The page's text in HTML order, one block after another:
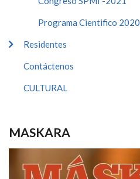
Programa Cientifico 2020
Residentes
Contáctenos
CULTURAL
MASKARA